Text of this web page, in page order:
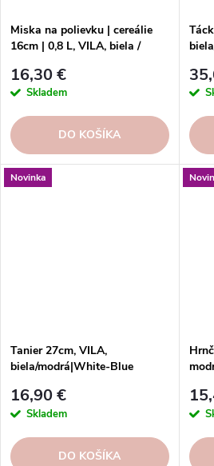
Miska na polievku | cereálie
16cm | 0,8 L, VILA, biela /
16,30 €
Skladem
DO KOŠÍKA
Novinka
Tanier 27cm, VILA,
biela/modrá|White-Blue
16,90 €
Skladem
DO KOŠÍKA